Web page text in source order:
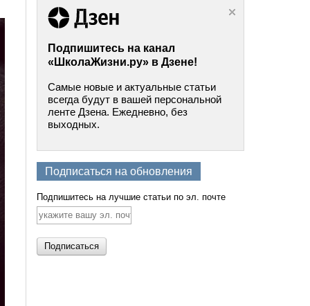
Подпишитесь на канал
«ШколаЖизни.ру» в Дзене!
Самые новые и актуальные статьи
всегда будут в вашей персональной
ленте Дзена. Ежедневно, без
выходных.
Подписаться на обновления
Подпишитесь на лучшие статьи по эл. почте